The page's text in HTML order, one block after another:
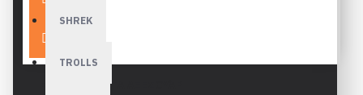
SHREK
TROLLS
ΑΠΑΡΑΊΤΗΤΑ ΑΞΕΣΟΥΆΡ